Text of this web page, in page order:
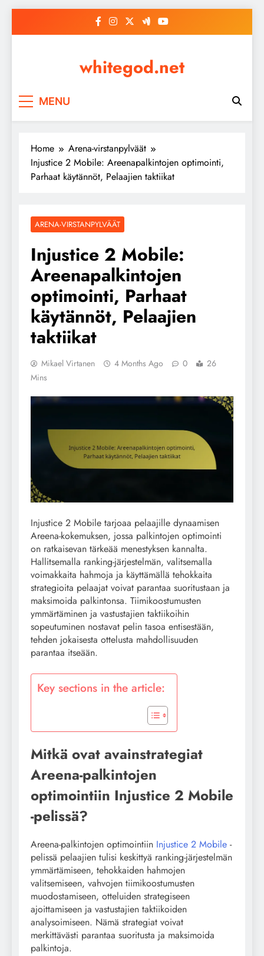
whitegod.net
MENU
Home
Arena-virstanpylväät
Injustice 2 Mobile: Areenapalkintojen optimointi,
Parhaat käytännöt, Pelaajien taktiikat
ARENA-VIRSTANPYLVÄÄT
Injustice 2 Mobile:
Areenapalkintojen
optimointi, Parhaat
käytännöt, Pelaajien
taktiikat
Mikael Virtanen 4 Months Ago 0
26
Mins
Injustice 2 Mobile tarjoaa pelaajille dynaamisen
Areena-kokemuksen, jossa palkintojen optimointi
on ratkaisevan tärkeää menestyksen kannalta.
Hallitsemalla ranking-järjestelmän, valitsemalla
voimakkaita hahmoja ja käyttämällä tehokkaita
strategioita pelaajat voivat parantaa suoritustaan ja
maksimoida palkintonsa. Tiimikoostumusten
ymmärtäminen ja vastustajien taktiikoihin
sopeutuminen nostavat pelin tasoa entisestään,
tehden jokaisesta ottelusta mahdollisuuden
parantaa itseään.
Key sections in the article:
Mitkä ovat avainstrategiat
Areena-palkintojen
optimointiin Injustice 2 Mobile
-pelissä?
Areena-palkintojen optimointiin Injustice 2 Mobile -
pelissä pelaajien tulisi keskittyä ranking-järjestelmän
ymmärtämiseen, tehokkaiden hahmojen
valitsemiseen, vahvojen tiimikoostumusten
muodostamiseen, otteluiden strategiseen
ajoittamiseen ja vastustajien taktiikoiden
analysoimiseen. Nämä strategiat voivat
merkittävästi parantaa suoritusta ja maksimoida
palkintoja.